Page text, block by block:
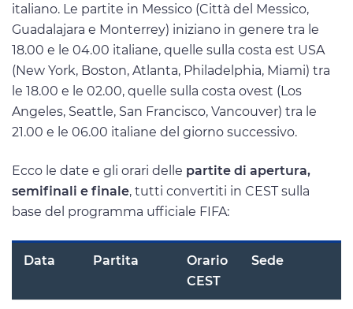
italiano. Le partite in Messico (Città del Messico,
Guadalajara e Monterrey) iniziano in genere tra le
18.00 e le 04.00 italiane, quelle sulla costa est USA
(New York, Boston, Atlanta, Philadelphia, Miami) tra
le 18.00 e le 02.00, quelle sulla costa ovest (Los
Angeles, Seattle, San Francisco, Vancouver) tra le
21.00 e le 06.00 italiane del giorno successivo.
Ecco le date e gli orari delle partite di apertura,
semifinali e finale, tutti convertiti in CEST sulla
base del programma ufficiale FIFA:
Data Partita
Orario
CEST
Sede